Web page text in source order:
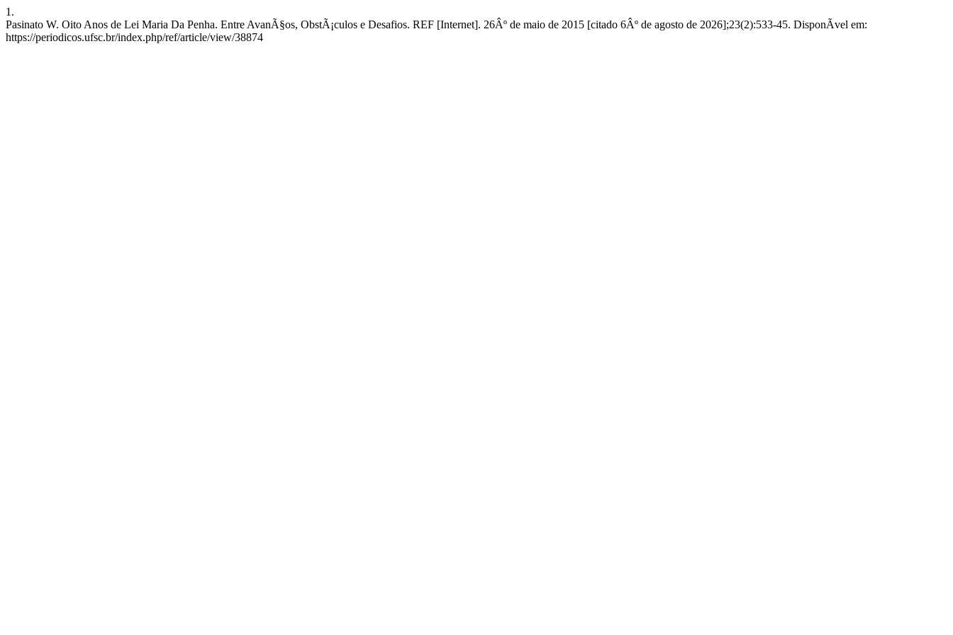
1.
Pasinato W. Oito Anos de Lei Maria Da Penha. Entre AvanÃ§os, ObstÃ¡culos e Desafios. REF [Internet]. 26Âº de maio de 2015 [citado 6Âº de agosto de 2026];23(2):533-45. DisponÃ­vel em:
https://periodicos.ufsc.br/index.php/ref/article/view/38874